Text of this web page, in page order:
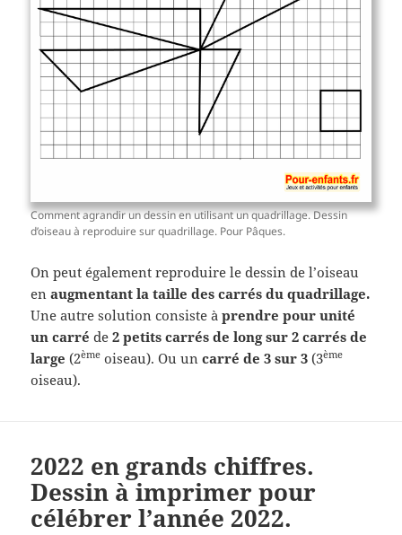
Comment agrandir un dessin en utilisant un quadrillage. Dessin
d’oiseau à reproduire sur quadrillage. Pour Pâques.
On peut également reproduire le dessin de l’oiseau
enaugmentant la taille des carrés du quadrillage.
Une autre solution consiste àprendre pour unité
un carré de2 petits carrés de long sur 2 carrés de
large (2ème oiseau). Ou uncarré de 3 sur 3 (3ème
oiseau).
2022 en grands chiffres.
Dessin à imprimer pour
célébrer l’année 2022.